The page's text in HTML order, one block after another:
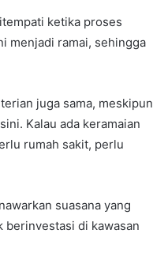
ketika proses
menjadi ramai, sehingga
juga sama, meskipun
Kalau ada keramaian
rumah sakit, perlu
suasana yang
berinvestasi di kawasan